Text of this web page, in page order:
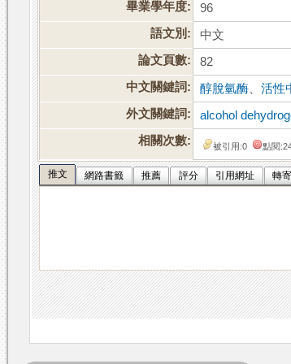
畢業學年度:
96
語文別:
中文
論文頁數:
82
中文關鍵詞:
醇脫氫酶 、活性
外文關鍵詞:
alcohol
相關次數:
被引用:0 點閱
推文 網路書籤 推薦 評分 引用網址 轉寄